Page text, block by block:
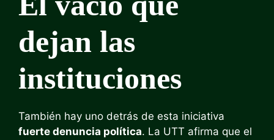
dejan las
instituciones
También hay uno detrás de esta iniciativa
fuerte denuncia política. La UTT afirma que el